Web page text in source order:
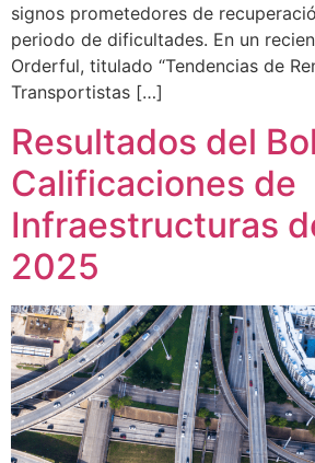
signos prometedores de
periodo de dificultades. En un
Orderful, titulado “Tendencias de
Transportistas […]
Resultados del
Calificaciones de
Infraestructuras
2025